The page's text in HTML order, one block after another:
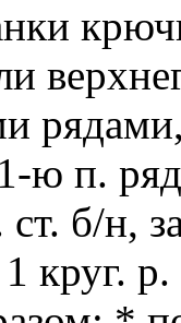
ю п.
ст. б/н,
круг.